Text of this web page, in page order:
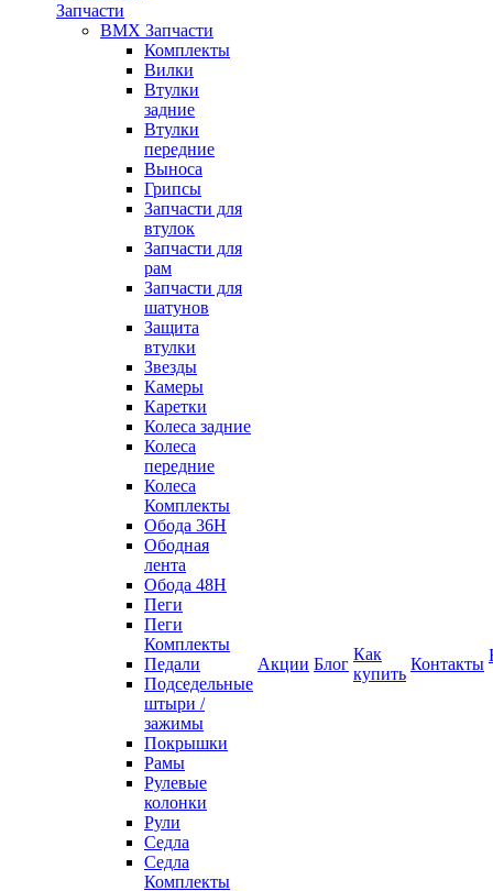
Запчасти
BMX Запчасти
Комплекты
Вилки
Втулки
задние
Втулки
передние
Выноса
Грипсы
Запчасти для
втулок
Запчасти для
рам
Запчасти для
шатунов
Защита
втулки
Звезды
Камеры
Каретки
Колеса задние
Колеса
передние
Колеса
Комплекты
Обода 36H
Ободная
лента
Обода 48H
Пеги
Пеги
Комплекты
Педали
Подседельные
штыри /
зажимы
Покрышки
Рамы
Рулевые
колонки
Рули
Седла
Седла
Комплекты
Акции Блог
Как
купить
Контакты